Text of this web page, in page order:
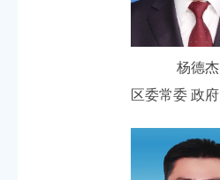
杨德杰